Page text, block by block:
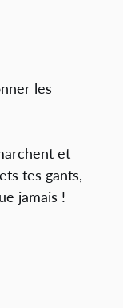
les
et
tes gants,
jamais !